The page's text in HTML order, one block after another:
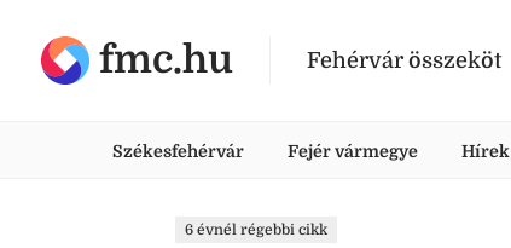
fmc.hu Fehérvár összeköt
Székesfehérvár Fejér vármegye Hírek
6 évnél régebbi cikk